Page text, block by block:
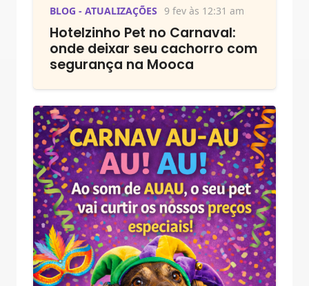
BLOG - ATUALIZAÇÕES 9 fev às 12:31 am
Hotelzinho Pet no Carnaval:
onde deixar seu cachorro com
segurança na Mooca